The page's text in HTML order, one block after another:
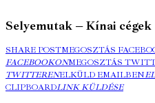
Selyemutak – Kínai
SHARE POSTMEGOSZTÁS
FACEBOOKONMEGOSZTÁS
TWITTERENELKÜLD EMAILBEN
CLIPBOARDLINK KÜLDÉSE